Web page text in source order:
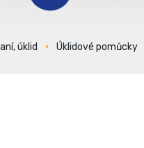
úklid Úklidové pomůcky